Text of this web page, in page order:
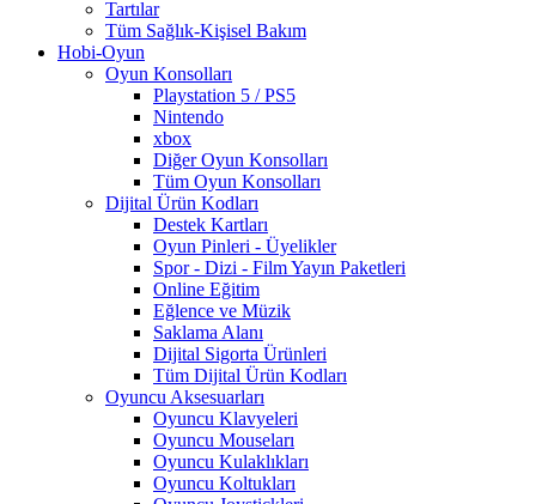
Tartılar
Tüm Sağlık-Kişisel Bakım
Hobi-Oyun
Oyun Konsolları
Playstation 5 / PS5
Nintendo
xbox
Diğer Oyun Konsolları
Tüm Oyun Konsolları
Dijital Ürün Kodları
Destek Kartları
Oyun Pinleri - Üyelikler
Spor - Dizi - Film Yayın Paketleri
Online Eğitim
Eğlence ve Müzik
Saklama Alanı
Dijital Sigorta Ürünleri
Tüm Dijital Ürün Kodları
Oyuncu Aksesuarları
Oyuncu Klavyeleri
Oyuncu Mouseları
Oyuncu Kulaklıkları
Oyuncu Koltukları